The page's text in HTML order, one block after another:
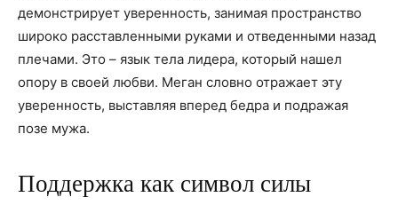
демонстрирует уверенность, занимая пространство
широко расставленными руками и отведенными назад
плечами. Это – язык тела лидера, который нашел
опору в своей любви. Меган словно отражает эту
уверенность, выставляя вперед бедра и подражая
позе мужа.
Поддержка как символ силы